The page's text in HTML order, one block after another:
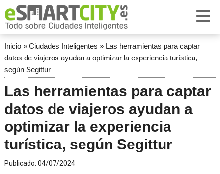
Inicio» Ciudades Inteligentes » Las herramientas para captar
datos de viajeros ayudan a optimizar la experiencia turística,
según Segittur
Las herramientas para captar
datos de viajeros ayudan a
optimizar la experiencia
turística, según Segittur
Publicado: 04/07/2024